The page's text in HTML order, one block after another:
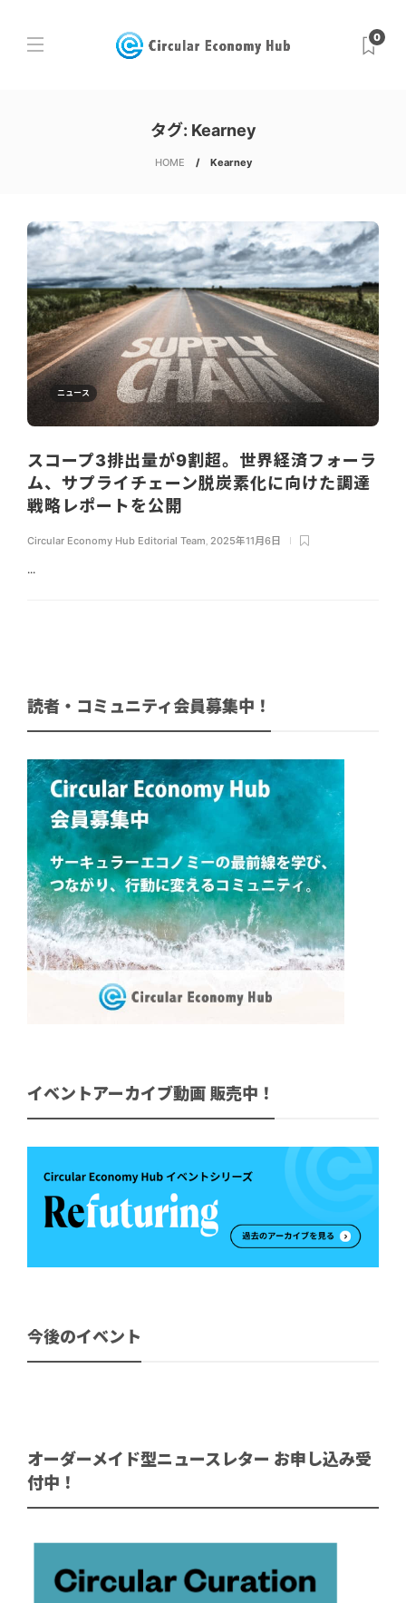
0
タグ: Kearney
HOME Kearney
ニュース
スコープ3排出量が9割超。世界経済フォーラ
ム、サプライチェーン脱炭素化に向けた調達
戦略レポートを公開
Circular Economy Hub Editorial Team 2025年11月6日
...
読者・コミュニティ会員募集中！
イベントアーカイブ動画 販売中！
今後のイベント
オーダーメイド型ニュースレター お申し込み受
付中！